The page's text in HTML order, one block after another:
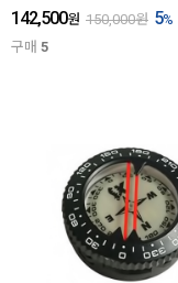
142,500원 150,000원 5%
구매 5